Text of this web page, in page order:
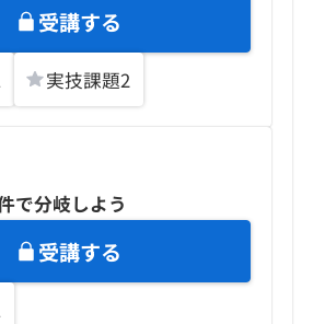
受講する
実技課題2
で分岐しよう
受講する